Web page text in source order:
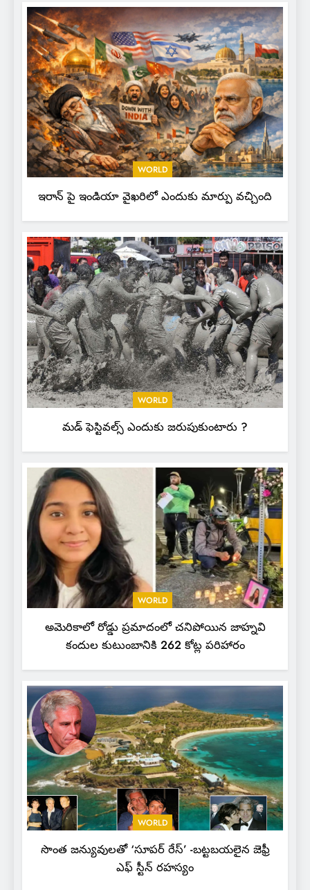
WORLD
ఇరాన్ పై ఇండియా వైఖరిలో ఎందుకు మార్పు వచ్చింది
WORLD
మడ్ ఫెస్టివల్స్ ఎందుకు జరుపుకుంటారు ?
WORLD
అమెరికాలో రోడ్డు ప్రమాదంలో చనిపోయిన జాహ్నవి
కందుల కుటుంబానికి 262 కోట్ల పరిహారం
WORLD
సొంత జన్యువులతో ‘సూపర్ రేస్’ -బట్టబయలైన జెఫ్రీ
ఎఫ్ స్టీన్ రహస్యం